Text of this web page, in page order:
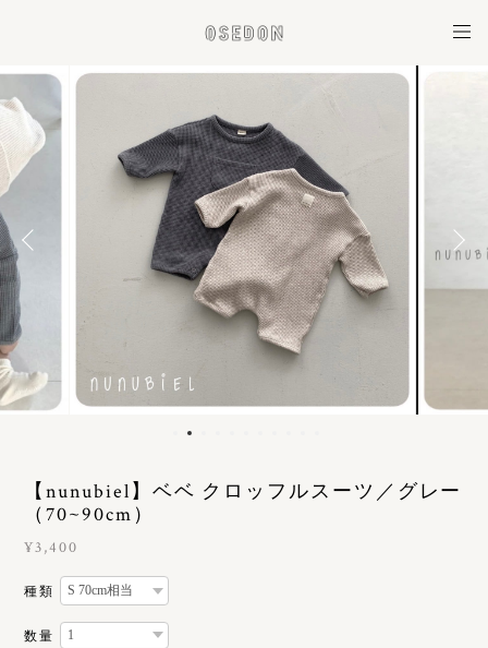
【nunubiel】ベベ クロッフルスーツ／グレー
（70~90cm）
¥3,400
種類
数量